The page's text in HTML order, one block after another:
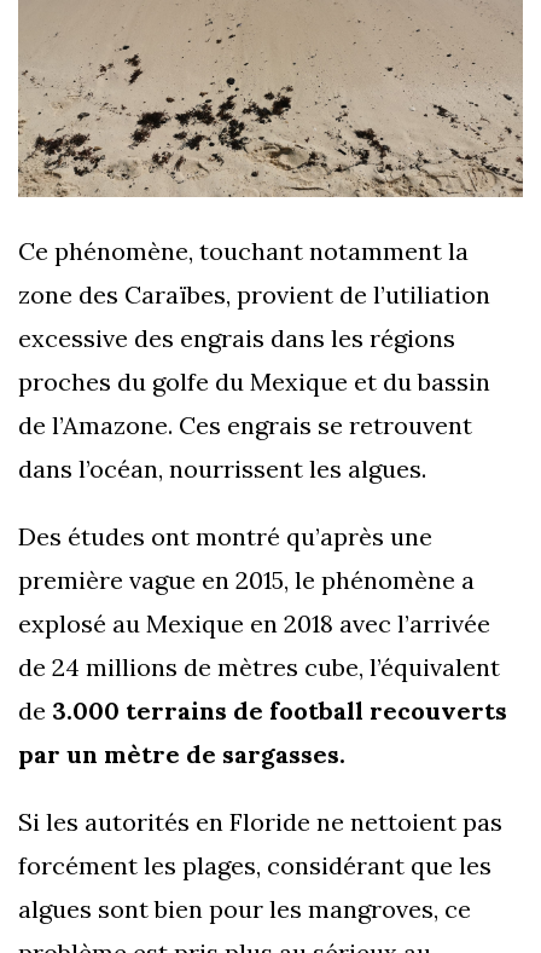
Ce phénomène, touchant notamment la
zone des Caraïbes, provient de l’utiliation
excessive des engrais dans les régions
proches du golfe du Mexique et du bassin
de l’Amazone. Ces engrais se retrouvent
dans l’océan, nourrissent les algues.
Des études ont montré qu’après une
première vague en 2015, le phénomène a
explosé au Mexique en 2018 avec l’arrivée
de 24 millions de mètres cube, l’équivalent
de 3.000 terrains de football recouverts
par un mètre de sargasses.
Si les autorités en Floride ne nettoient pas
forcément les plages, considérant que les
algues sont bien pour les mangroves, ce